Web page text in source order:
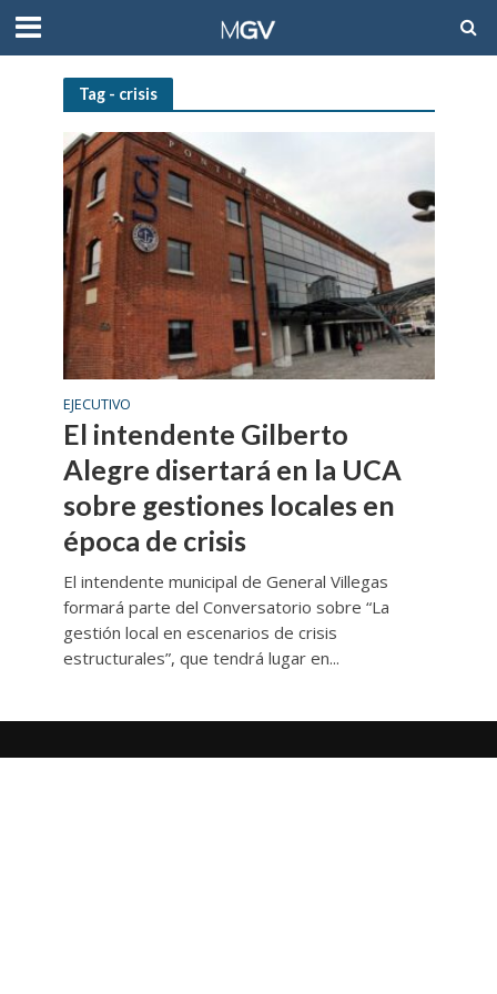
Tag - crisis
EJECUTIVO
El intendente Gilberto
Alegre disertará en la UCA
sobre gestiones locales en
época de crisis
El intendente municipal de General Villegas
formará parte del Conversatorio sobre “La
gestión local en escenarios de crisis
estructurales”, que tendrá lugar en...